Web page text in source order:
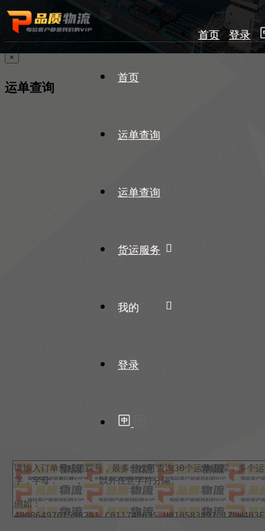
首页 登录
首页
运单查询
运单查询
货运服务
我的
登录
×
运单查询